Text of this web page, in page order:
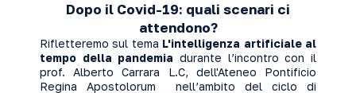
Dopo il Covid-19: quali scenari ci
attendono?
Rifletteremo sul tema L'intelligenza artificiale al
tempo della pandemia durante l’incontro con il
prof. Alberto Carrara L.C, dell'Ateneo Pontificio
Regina Apostolorum nell’ambito del ciclo di